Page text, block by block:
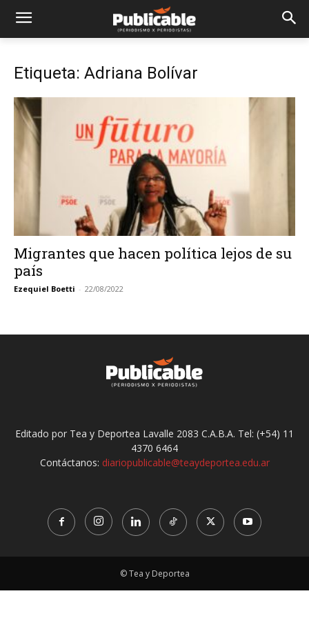
Etiqueta: Adriana Bolívar
Migrantes que hacen política lejos de su
país
Ezequiel Boetti - 22/08/2022
Editado por Tea y Deportea Lavalle 2083 C.A.B.A. Tel: (+54) 11
4370 6464
Contáctanos: diariopublicable@teaydeportea.edu.ar
© Tea y Deportea